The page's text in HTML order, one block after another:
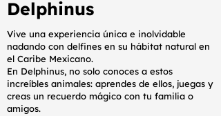
Delphinus
Vive una experiencia única e inolvidable
nadando con delfines en su hábitat natural en
el Caribe Mexicano.
En Delphinus, no solo conoces a estos
increíbles animales: aprendes de ellos, juegas y
creas un recuerdo mágico con tu familia o
amigos.